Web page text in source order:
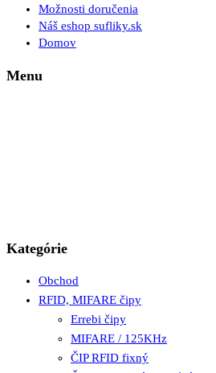
Možnosti doručenia
Náš eshop sufliky.sk
Domov
Menu
Kategórie
Obchod
RFID, MIFARE čipy
Errebi čipy
MIFARE / 125KHz
ČIP RFID fixný